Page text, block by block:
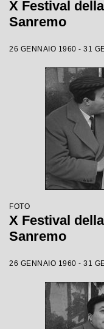
X Festival
Sanremo
26 GENNAIO 1960 - 31
FOTO
X Festival
Sanremo
26 GENNAIO 1960 - 31